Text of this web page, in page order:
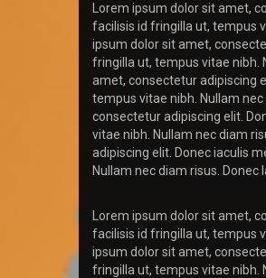
Lorem ipsum dolor sit amet,
facilisis id fringilla ut, tempus
ipsum dolor sit amet,
fringilla ut, tempus vitae nibh.
amet, consectetur adipiscing
tempus vitae nibh. Nullam
consectetur adipiscing elit.
vitae nibh. Nullam nec diam
adipiscing elit. Donec iaculis
Nullam nec diam risus.
Lorem ipsum dolor sit amet,
facilisis id fringilla ut, tempus
ipsum dolor sit amet,
fringilla ut, tempus vitae nibh.